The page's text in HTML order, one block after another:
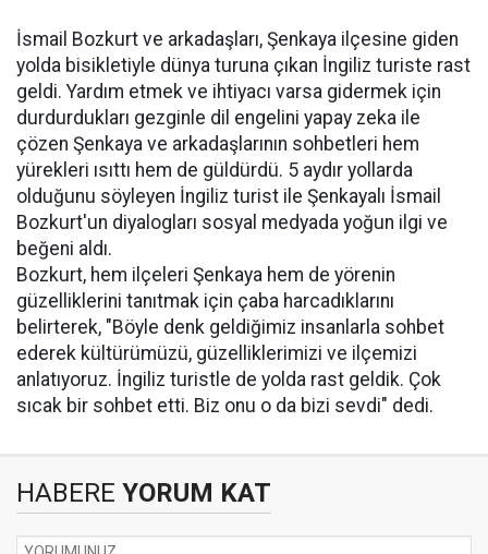
İsmail Bozkurt ve arkadaşları, Şenkaya ilçesine giden
yolda bisikletiyle dünya turuna çıkan İngiliz turiste rast
geldi. Yardım etmek ve ihtiyacı varsa gidermek için
durdurdukları gezginle dil engelini yapay zeka ile
çözen Şenkaya ve arkadaşlarının sohbetleri hem
yürekleri ısıttı hem de güldürdü. 5 aydır yollarda
olduğunu söyleyen İngiliz turist ile Şenkayalı İsmail
Bozkurt'un diyalogları sosyal medyada yoğun ilgi ve
beğeni aldı.
Bozkurt, hem ilçeleri Şenkaya hem de yörenin
güzelliklerini tanıtmak için çaba harcadıklarını
belirterek, "Böyle denk geldiğimiz insanlarla sohbet
ederek kültürümüzü, güzelliklerimizi ve ilçemizi
anlatıyoruz. İngiliz turistle de yolda rast geldik. Çok
sıcak bir sohbet etti. Biz onu o da bizi sevdi" dedi.
HABERE YORUM KAT